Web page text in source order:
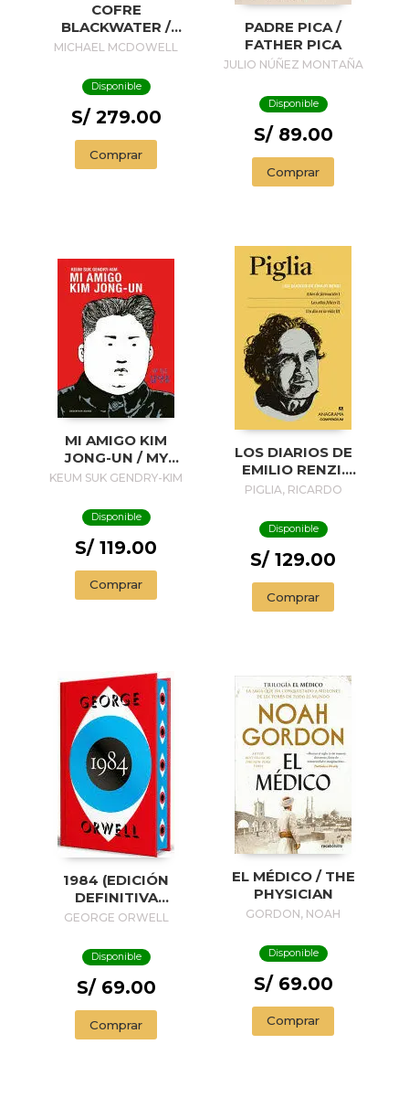
COFRE
BLACKWATER /
BLACKWATER
MICHAEL MCDOWELL
Disponible
S/ 279.00
Comprar
PADRE PICA /
FATHER PICA
JULIO NÚÑEZ MONTAÑA
Disponible
S/ 89.00
Comprar
MI AMIGO KIM
JONG-UN / MY
FRIEND KIM JONG-
KEUM SUK GENDRY-KIM
Disponible
S/ 119.00
Comprar
LOS DIARIOS DE
EMILIO RENZI.
AÑOS DE
AÑOS FELICES II;
UN DIA EN LA VIDA
III
PIGLIA, RICARDO
Disponible
S/ 129.00
Comprar
1984 (EDICIÓN
DEFINITIVA
AVALADA POR THE
(EDICIÓN ESPECIAL
LIMITADA CON
CANTOS
PINTADOS) / 1984
(EDITION
ENDORSED BY THE
GEORGE ORWELL
Disponible
S/ 69.00
Comprar
EL MÉDICO / THE
PHYSICIAN
GORDON, NOAH
Disponible
S/ 69.00
Comprar